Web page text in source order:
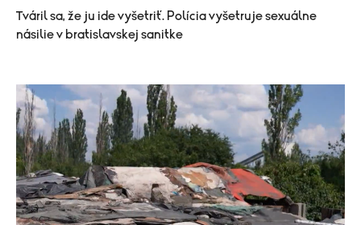
Tváril sa, že ju ide vyšetriť. Polícia vyšetruje sexuálne
násilie v bratislavskej sanitke